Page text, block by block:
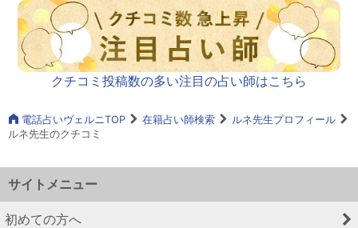
クチコミ投稿数の多い注目の占い師はこちら
電話占いヴェルニTOP 在籍占い師検索
ルネ先生プロフィール
ルネ先生のクチコミ
サイトメニュー
初めての方へ